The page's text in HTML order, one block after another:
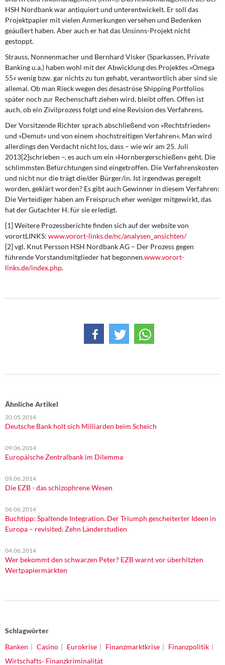
HSH Nordbank war antiquiert und unterentwickelt. Er soll das
Projektpapier mit vielen Anmerkungen versehen und Bedenken
geäußert haben. Aber auch er hat das Unsinns-Projekt nicht
gestoppt.
Strauss, Nonnenmacher und Bernhard Visker (Sparkassen, Private
Banking u.a.) haben wohl mit der Abwicklung des Projektes »Omega
55« wenig bzw. gar nichts zu tun gehabt, verantwortlich aber sind sie
allemal. Ob man Rieck wegen des desaströse Shipping Portfolios
später noch zur Rechenschaft ziehen wird, bleibt offen. Offen ist
auch, ob ein Zivilprozess folgt und eine Revision des Verfahrens.
Der Vorsitzende Richtersprach abschließend von »Rechtsfrieden«
und »Demut« und von einem »hochstreitigen Verfahren«. Man wird
allerdings den Verdacht nicht los, dass – wie wir am 25. Juli
2013[2]schrieben –, es auch um ein »Hornbergerschießen« geht. Die
schlimmsten Befürchtungen sind eingetroffen. Die Verfahrenskosten
und nicht nur die trägt die/der Bürger/in. Ist irgendwas geregelt
worden, geklärt worden? Es gibt auch Gewinner in diesem Verfahren:
Die Verteidiger haben am Freispruch eher weniger mitgewirkt, das
hat der Gutachter H. für sie erledigt.
[1] Weitere Prozessberichte finden sich auf der website von
vorortLINKS: www.vorort-links.de/nc/analysen_ansichten/
[2] vgl. Knut Persson HSH Nordbank AG – Der Prozess gegen
führende Vorstandsmitglieder hat begonnen.www.vorort-
links.de/index.php.
Ähnliche Artikel
20.05.2014
Deutsche Bank holt sich Milliarden beim Scheich
09.06.2014
Europäische Zentralbank im Dilemma
09.06.2014
Die EZB - das schizophrene Wesen
06.06.2014
Buchtipp: Spaltende Integration. Der Triumph gescheiterter Ideen in
Europa – revisited. Zehn Länderstudien
04.06.2014
Wer bekommt den schwarzen Peter? EZB warnt vor überhitzten
Wertpapiermärkten
Schlagwörter
Banken
Casino Eurokrise Finanzmarktkrise
Finanzpolitik
Wirtschafts- Finanzkriminalität